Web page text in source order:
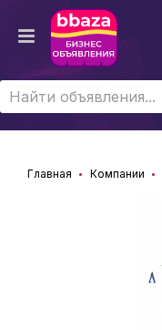
Главная Компании